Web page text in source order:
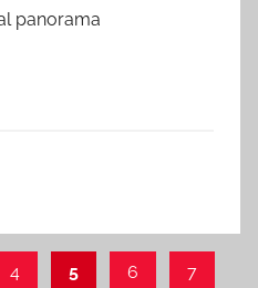
panorama
4 5 6 7